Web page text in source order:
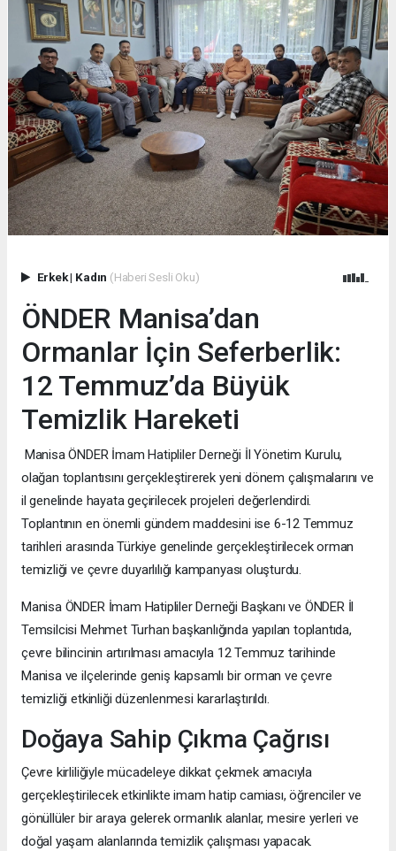
Erkek| Kadın (Haberi Sesli Oku)
ÖNDER Manisa’dan
Ormanlar İçin Seferberlik:
12 Temmuz’da Büyük
Temizlik Hareketi
Manisa ÖNDER İmam Hatipliler Derneği İl Yönetim Kurulu,
olağan toplantısını gerçekleştirerek yeni dönem çalışmalarını ve
il genelinde hayata geçirilecek projeleri değerlendirdi.
Toplantının en önemli gündem maddesini ise 6-12 Temmuz
tarihleri arasında Türkiye genelinde gerçekleştirilecek orman
temizliği ve çevre duyarlılığı kampanyası oluşturdu.
Manisa ÖNDER İmam Hatipliler Derneği Başkanı ve ÖNDER İl
Temsilcisi Mehmet Turhan başkanlığında yapılan toplantıda,
çevre bilincinin artırılması amacıyla 12 Temmuz tarihinde
Manisa ve ilçelerinde geniş kapsamlı bir orman ve çevre
temizliği etkinliği düzenlenmesi kararlaştırıldı.
Doğaya Sahip Çıkma Çağrısı
Çevre kirliliğiyle mücadeleye dikkat çekmek amacıyla
gerçekleştirilecek etkinlikte imam hatip camiası, öğrenciler ve
gönüllüler bir araya gelerek ormanlık alanlar, mesire yerleri ve
doğal yaşam alanlarında temizlik çalışması yapacak.